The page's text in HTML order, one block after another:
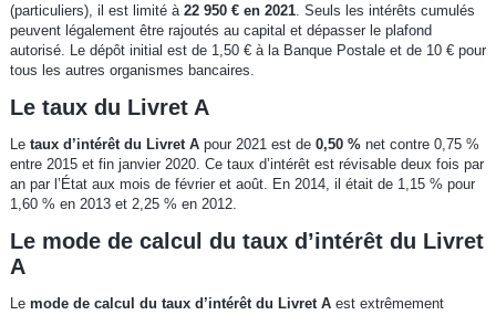
(particuliers), il est limité à 22 950 € en 2021. Seuls les intérêts cumulés
peuvent légalement être rajoutés au capital et dépasser le plafond
autorisé. Le dépôt initial est de 1,50 € à la Banque Postale et de 10 € pour
tous les autres organismes bancaires.
Le taux du Livret A
Le taux d’intérêt du Livret Apour 2021 est de 0,50 %net contre 0,75 %
entre 2015 et fin janvier 2020. Ce taux d’intérêt est révisable deux fois par
an par l’État aux mois de février et août. En 2014, il était de 1,15 % pour
1,60 % en 2013 et 2,25 % en 2012.
Le mode de calcul du taux d’intérêt du Livret
A
Le mode de calcul du taux d’intérêt du Livret Aest extrêmement